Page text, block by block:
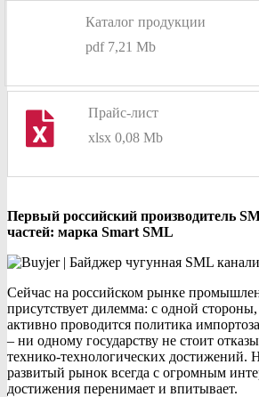
Каталог продукции
pdf 7,21 Mb
Прайс-лист
xlsx 0,08 Mb
Первый российский производитель
частей: марка Smart SML
Сейчас на российском рынке
присутствует дилемма: с одной
активно проводится политика
– ни одному государству не стоит
технико-технологических достижений.
развитый рынок всегда с огромным
достижения перенимает и впитывает.